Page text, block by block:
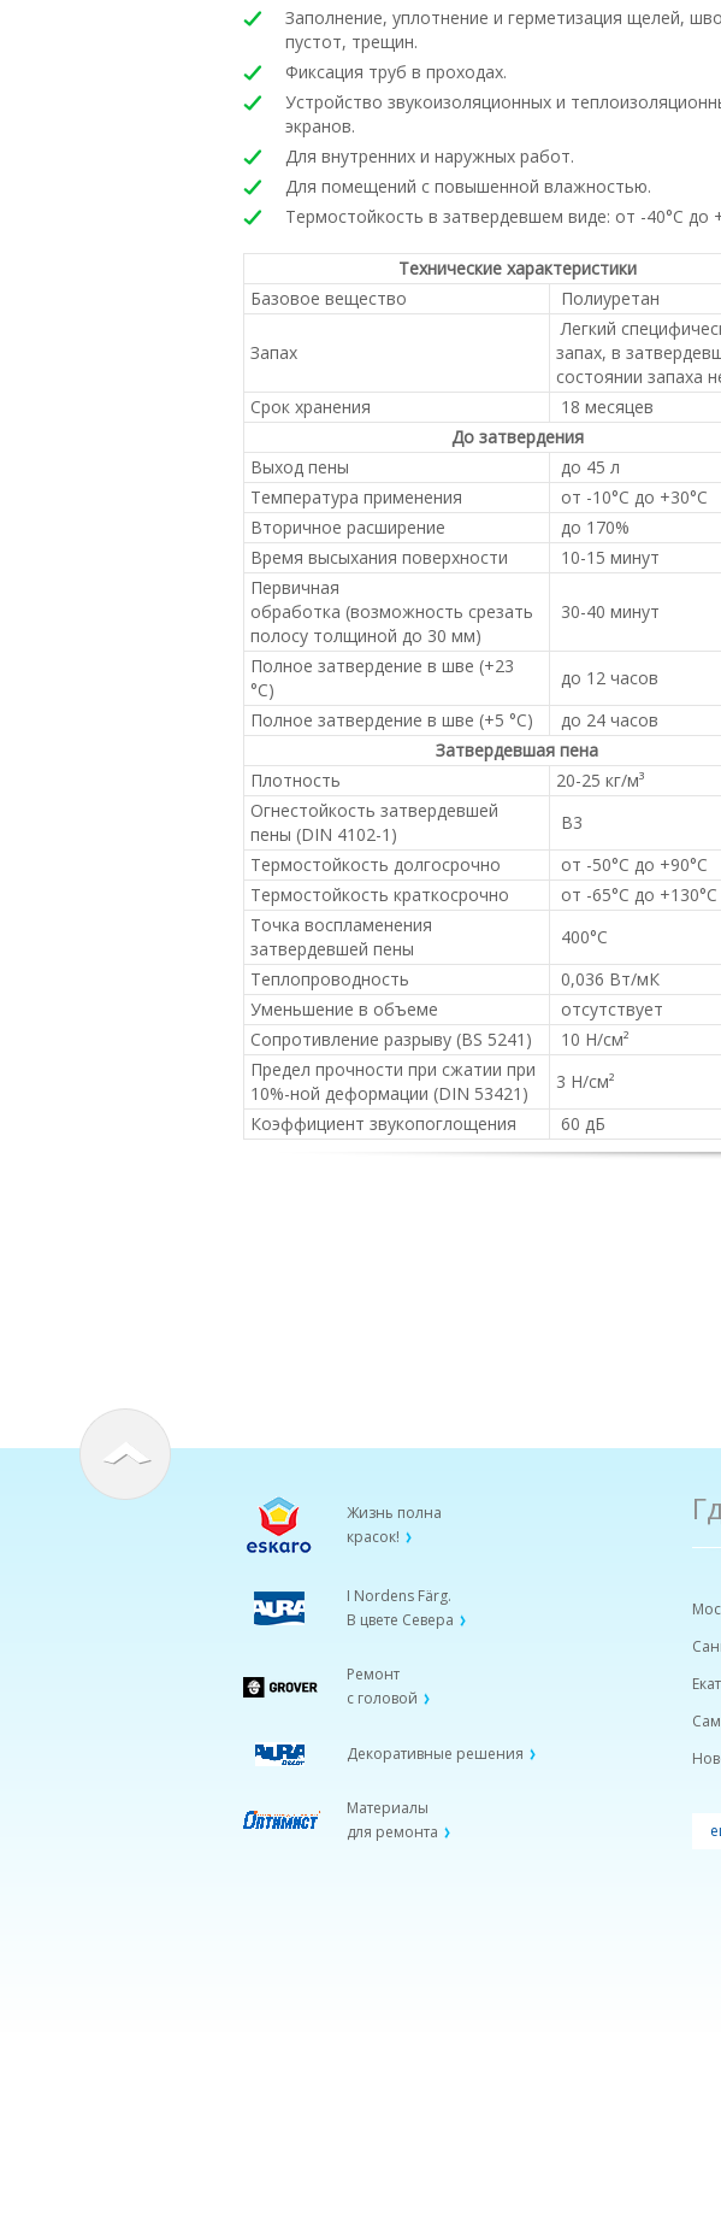
Заполнение, уплотнение и герметизация щелей,
пустот, трещин.
Фиксация труб в проходах.
Устройство звукоизоляционных и
экранов.
Для внутренних и наружных работ.
Для помещений с повышенной влажностью.
Термостойкость в затвердевшем виде: от -40°С до
Технические характеристики
Базовое вещество
Полиуретан
Запах
Легкий
запах, в
состоянии запаха
Срок хранения
18 месяцев
До затвердения
Выход пены
до 45 л
Температура применения
от -10°С до +30°С
Вторичное расширение
до 170%
Время высыхания поверхности
10-15 минут
Первичная
обработка (возможность срезать
полосу толщиной до 30 мм)
30-40 минут
Полное затвердение в шве (+23
°C)
до 12 часов
Полное затвердение в шве (+5 °C)
до 24 часов
Затвердевшая пена
Плотность
20-25 кг/м³
Огнестойкость затвердевшей
пены (DIN 4102-1)
В3
Термостойкость долгосрочно
от -50°С до +90°С
Термостойкость краткосрочно
от -65°С до +130°С
Точка воспламенения
затвердевшей пены
400°С
Теплопроводность
0,036 Вт/мК
Уменьшение в объеме
отсутствует
Сопротивление разрыву (BS 5241)
10 Н/см²
Предел прочности при сжатии при
10%-ной деформации (DIN 53421)
3 Н/см²
Коэффициент звукопоглощения
60 дБ
Жизнь полна
красок!
I Nordens Färg.
В цвете Севера
Ремонт
с головой
Декоративные решения
Материалы
для ремонта